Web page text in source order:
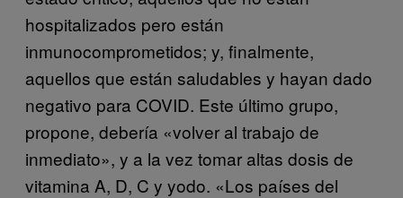
hospitalizados pero están
inmunocomprometidos; y, finalmente,
aquellos que están saludables y hayan dado
negativo para COVID. Este último grupo,
propone, debería «volver al trabajo de
inmediato», y a la vez tomar altas dosis de
vitamina A, D, C y yodo. «Los países del